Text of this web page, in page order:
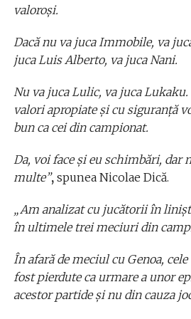
valoroși.
Dacă nu va juca Immobile, va
juca Luis Alberto, va juca Nani.
Nu va juca Lulic, va juca
valori apropiate și cu siguranță
bun ca cei din campionat.
Da, voi face și eu schimbări, dar
multe”, spunea Nicolae Dică.
„Am analizat cu jucătorii în
în ultimele trei meciuri din
În afară de meciul cu Genoa,
fost pierdute ca urmare a unor
acestor partide şi nu din cauza